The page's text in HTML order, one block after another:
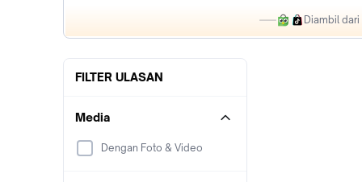
Diambil
FILTER ULASAN
Media
Dengan Foto & Video